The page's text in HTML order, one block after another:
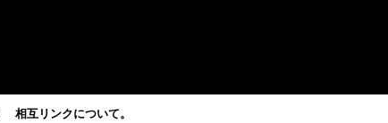
相互リンクについて。